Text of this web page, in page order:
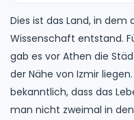
Dies ist das Land, in dem
Wissenschaft entstand.
gab es vor Athen die
der Nähe von Izmir
bekanntlich, dass das
man nicht zweimal in